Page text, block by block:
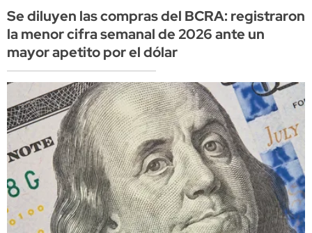
Se diluyen las compras del BCRA: registraron
la menor cifra semanal de 2026 ante un
mayor apetito por el dólar